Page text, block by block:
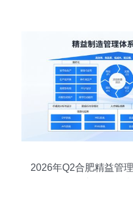
2026年Q2合肥精益管